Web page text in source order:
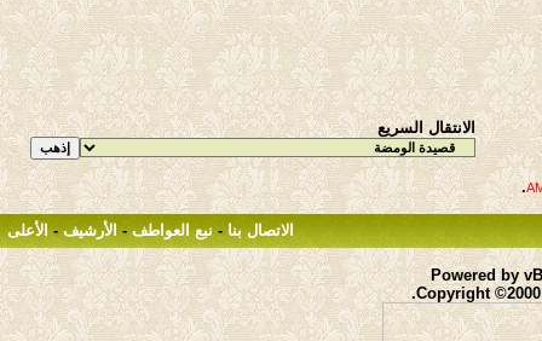
الانتقال السريع
.
الاتصال بنا - نبع العواطف - الأرشيف - الأعلى
Powered by
Copyright